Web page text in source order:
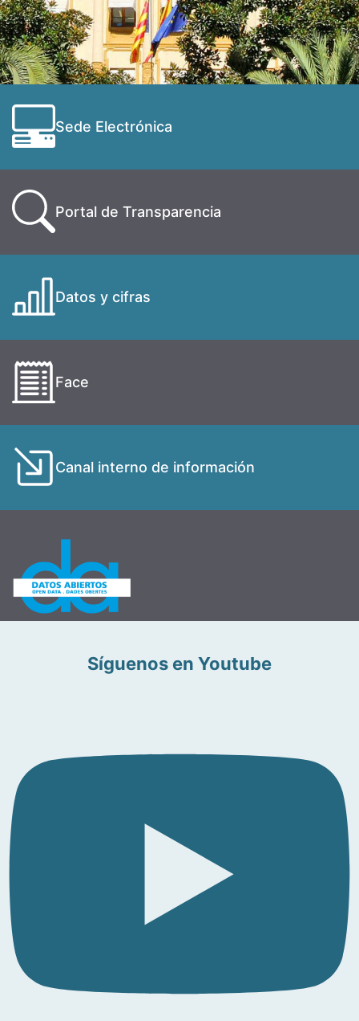
Sede Electrónica
Portal de Transparencia
Datos y cifras
Face
Canal interno de información
Síguenos en Youtube